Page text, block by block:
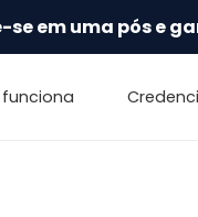
em uma pós e